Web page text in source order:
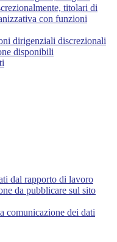
titolari di
con funzioni
dirigenziali discrezionali
disponibili
dal rapporto di lavoro
da pubblicare sul sito
comunicazione dei dati